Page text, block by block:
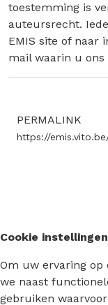
toestemming is
auteursrecht.
EMIS site of naar
mail waarin u ons
PERMALINK
https://
Cookie instellingen
Om uw ervaring
we naast
gebruiken